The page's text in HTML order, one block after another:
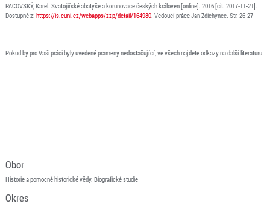
PACOVSKÝ, Karel. Svatojiřské abatyše a korunovace českých královen [online]. 2016 [cit. 2017-11-21].
Dostupné z: https://is.cuni.cz/webapps/zzp/detail/164980. Vedoucí práce Jan Zdichynec. Str. 26-27
Pokud by pro Vaši práci byly uvedené prameny nedostačující, ve všech najdete odkazy na další literaturu
Obor
Historie a pomocné historické vědy. Biografické studie
Okres